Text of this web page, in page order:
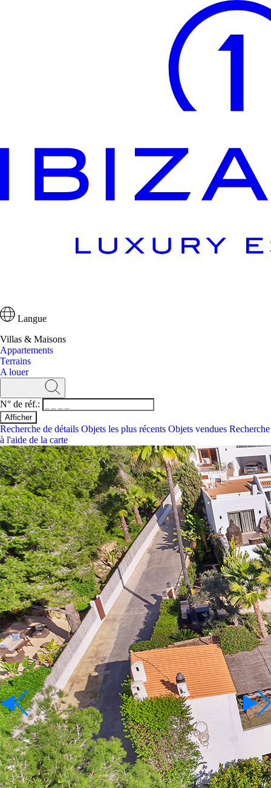
Langue
Villas & Maisons
Appartements
Terrains
A louer
N° de réf.:
Recherche de détails Objets les plus récents Objets vendues Recherche
à l'aide de la carte
Recherche
N° de réf.:
Recherche de détailsObjets les plus récentsRecherche à l'aide de la
Villas & Maisons
Appartements
Terrains
A louer
Langue